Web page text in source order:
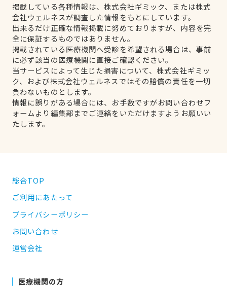
掲載している各種情報は、株式会社ギミック、または株式
会社ウェルネスが調査した情報をもとにしています。
出来るだけ正確な情報掲載に努めておりますが、内容を完
全に保証するものではありません。
掲載されている医療機関へ受診を希望される場合は、事前
に必ず該当の医療機関に直接ご確認ください。
当サービスによって生じた損害について、株式会社ギミッ
ク、および株式会社ウェルネスではその賠償の責任を一切
負わないものとします。
情報に誤りがある場合には、お手数ですがお問い合わせフ
ォームより編集部までご連絡をいただけますようお願いい
たします。
総合TOP
ご利用にあたって
プライバシーポリシー
お問い合わせ
運営会社
医療機関の方